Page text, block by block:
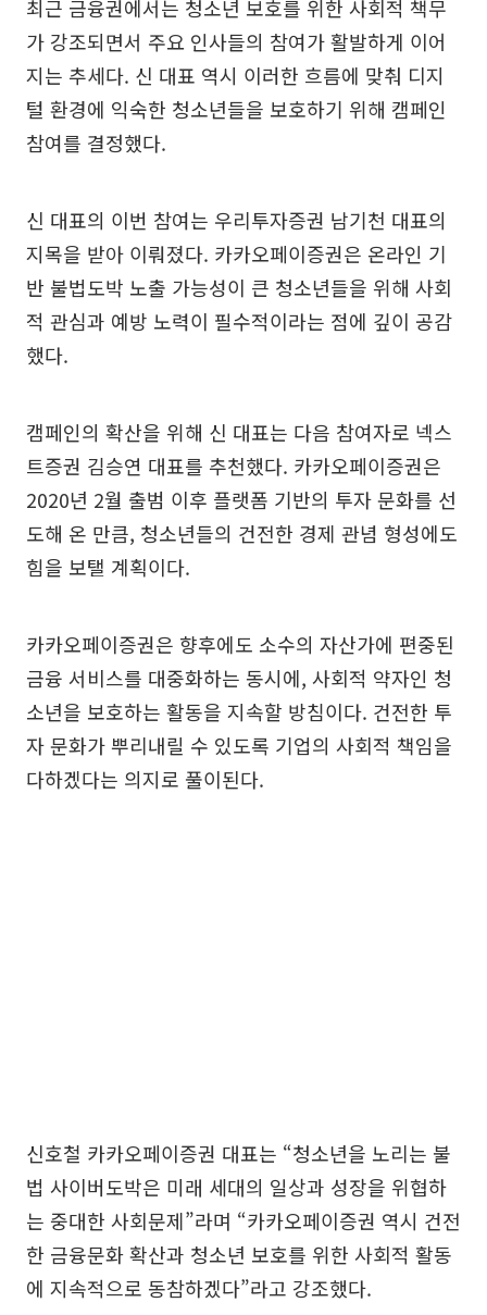
최근 금융권에서는 청소년 보호를 위한 사회적 책무
가 강조되면서 주요 인사들의 참여가 활발하게 이어
지는 추세다. 신 대표 역시 이러한 흐름에 맞춰 디지
털 환경에 익숙한 청소년들을 보호하기 위해 캠페인
참여를 결정했다.
신 대표의 이번 참여는 우리투자증권 남기천 대표의
지목을 받아 이뤄졌다. 카카오페이증권은 온라인 기
반 불법도박 노출 가능성이 큰 청소년들을 위해 사회
적 관심과 예방 노력이 필수적이라는 점에 깊이 공감
했다.
캠페인의 확산을 위해 신 대표는 다음 참여자로 넥스
트증권 김승연 대표를 추천했다. 카카오페이증권은
2020년 2월 출범 이후 플랫폼 기반의 투자 문화를 선
도해 온 만큼, 청소년들의 건전한 경제 관념 형성에도
힘을 보탤 계획이다.
카카오페이증권은 향후에도 소수의 자산가에 편중된
금융 서비스를 대중화하는 동시에, 사회적 약자인 청
소년을 보호하는 활동을 지속할 방침이다. 건전한 투
자 문화가 뿌리내릴 수 있도록 기업의 사회적 책임을
다하겠다는 의지로 풀이된다.
신호철 카카오페이증권 대표는 “청소년을 노리는 불
법 사이버도박은 미래 세대의 일상과 성장을 위협하
는 중대한 사회문제”라며 “카카오페이증권 역시 건전
한 금융문화 확산과 청소년 보호를 위한 사회적 활동
에 지속적으로 동참하겠다”라고 강조했다.